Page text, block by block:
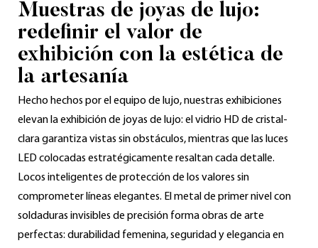
Muestras de joyas de lujo:
redefinir el valor de
exhibición con la estética de
la artesanía
Hecho hechos por el equipo de lujo, nuestras exhibiciones
elevan la exhibición de joyas de lujo: el vidrio HD de cristal-
clara garantiza vistas sin obstáculos, mientras que las luces
LED colocadas estratégicamente resaltan cada detalle.
Locos inteligentes de protección de los valores sin
comprometer líneas elegantes. El metal de primer nivel con
soldaduras invisibles de precisión forma obras de arte
perfectas: durabilidad femenina, seguridad y elegancia en